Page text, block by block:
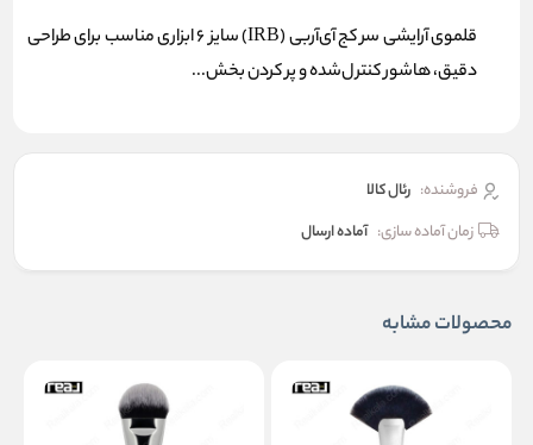
قلموی آرایشی سر کج آی‌آر‌بی (IRB) سایز 6 ابزاری مناسب برای طراحی
دقیق، هاشور کنترل‌شده و پر کردن بخش...
فروشنده: رئال كالا
زمان آماده سازی: آماده ارسال
محصولات مشابه